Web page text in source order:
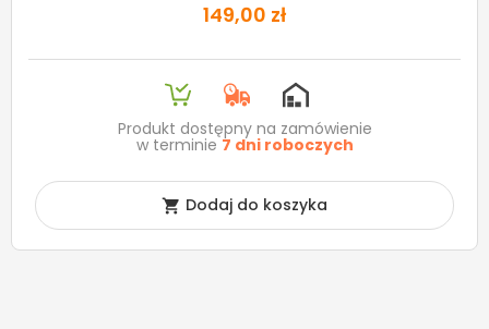
149,00 zł
Produkt dostępny na zamówienie
w terminie 7 dni roboczych
 Dodaj do koszyka